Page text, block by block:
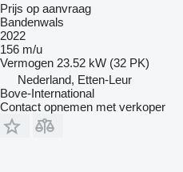
Prijs op aanvraag
Bandenwals
2022
156 m/u
Vermogen 23.52 kW (32 PK)
Nederland, Etten-Leur
Bove-International
Contact opnemen met verkoper